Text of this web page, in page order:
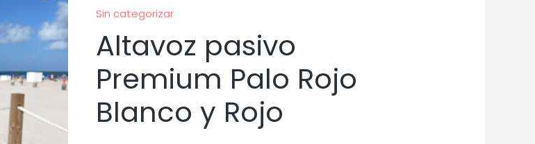
Sin categorizar
Altavoz pasivo
Premium Palo Rojo
Blanco y Rojo
Premium
Rojo
Blanco
y
Rojo
quantity